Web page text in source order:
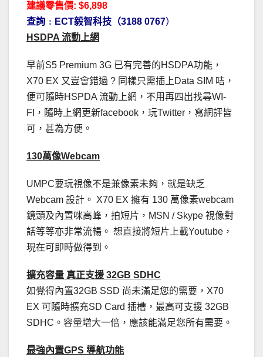
建議零售價: $6,898
查詢﹕ECT毅智科技（3188 0767）
HSDPA 流動上網
早前S5 Premium 3G 已有完善的HSDPA功能，
X70 EX 又豈會錯過 ? 同樣只需插上Data SIM 咭，
便可隨時HSPDA 流動上網，不用再四出找尋WI-
FI，隨時上網更新facebook，玩Twitter，寫網評皆
可，甚為方便。
130萬像Webcam
UMPC要玩視像不是兼像素未夠，就是缺乏
Webcam 設計。 X70 EX 擁有 130 萬像素webcam
鏡頭及內置咪高峰，拍短片，MSN / Skype 視像對
話等等亦非常流暢。 想直接將短片上載Youtube，
現在可即時做得到。
擴充容量 真正支援 32GB SDHC
如覺得內置32GB SSD 尚未滿足您的需要，X70
EX 可隨時擴充SD Card 插槽，最高可支援 32GB
SDHC。容量增大一倍，應該能滿足您所有需要。
最強內置GPS 導航功能